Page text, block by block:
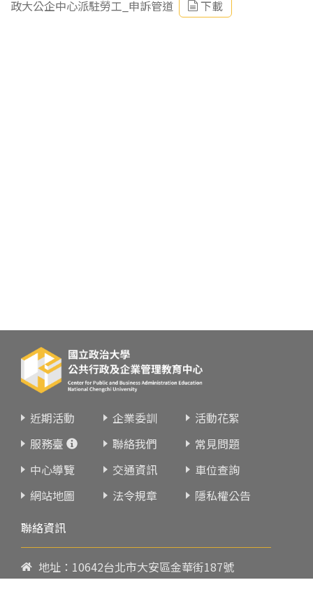
政大公企中心派駐勞工_申訴管道 下載
近期活動 企業委訓
活動花絮
服務臺
聯絡我們
常見問題
中心導覽
交通資訊
車位查詢
網站地圖
法令規章
隱私權公告
聯絡資訊
地址：10642台北市大安區金華街187號